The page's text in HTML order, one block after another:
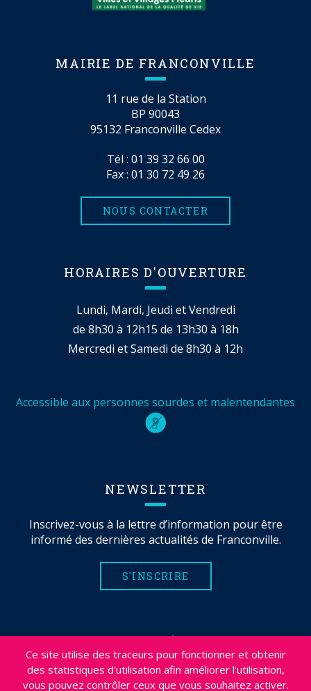
Ce site utilise des traceurs pour fonctionner et obtenir
des statistiques d'utilisation afin améliorer l'utilisation,
vous pouvez contrôler ceux que vous souhaitez activer.
MAIRIE DE FRANCONVILLE
11 rue de la Station
BP 90043
95132 Franconville Cedex
Tél : 01 39 32 66 00
Fax : 01 30 72 49 26
NOUS CONTACTER
HORAIRES D'OUVERTURE
Lundi, Mardi, Jeudi et Vendredi
de 8h30 à 12h15 de 13h30 à 18h
Mercredi et Samedi de 8h30 à 12h
Accessible aux personnes sourdes et malentendantes
NEWSLETTER
Inscrivez-vous à la lettre d’information pour être
informé des dernières actualités de Franconville.
S'INSCRIRE
PLAN DU SITE
CRÉDITS